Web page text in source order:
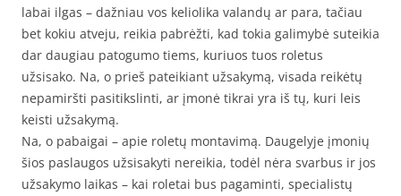
labai ilgas – dažniau vos keliolika valandų ar para, tačiau
bet kokiu atveju, reikia pabrėžti, kad tokia galimybė suteikia
dar daugiau patogumo tiems, kuriuos tuos roletus
užsisako. Na, o prieš pateikiant užsakymą, visada reikėtų
nepamiršti pasitikslinti, ar įmonė tikrai yra iš tų, kuri leis
keisti užsakymą.
Na, o pabaigai – apie roletų montavimą. Daugelyje įmonių
šios paslaugos užsisakyti nereikia, todėl nėra svarbus ir jos
užsakymo laikas – kai roletai bus pagaminti, specialistų